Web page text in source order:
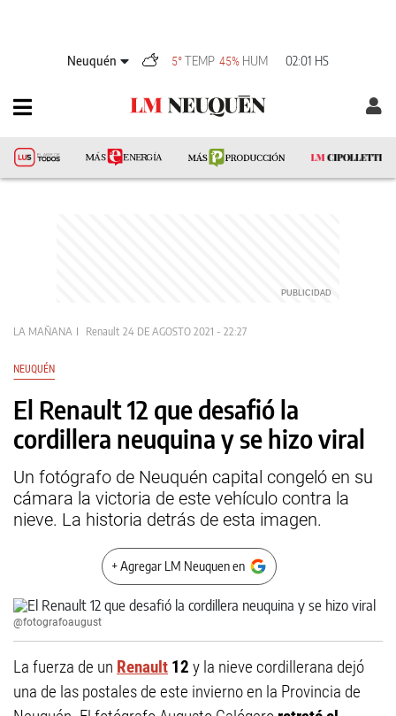
Neuquén 5° TEMP 45% HUM 02:01 HS
LA MAÑANA Renault 24 DE AGOSTO 2021 - 22:27
NEUQUÉN
El Renault 12 que desafió la
cordillera neuquina y se hizo viral
Un fotógrafo de Neuquén capital congeló en su
cámara la victoria de este vehículo contra la
nieve. La historia detrás de esta imagen.
+ Agregar LM Neuquen en
@fotografoaugust
La fuerza de un Renault 12 y la nieve cordillerana dejó
una de las postales de este invierno en la Provincia de